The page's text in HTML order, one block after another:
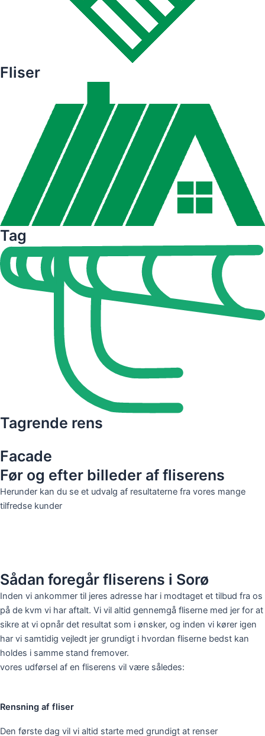
Fliser
Tag
Tagrende rens
Facade
Før og efter billeder af fliserens
Herunder kan du se et udvalg af resultaterne fra vores mange
tilfredse kunder
Sådan foregår fliserens i Sorø
Inden vi ankommer til jeres adresse har i modtaget et tilbud fra os
på de kvm vi har aftalt. Vi vil altid gennemgå fliserne med jer for at
sikre at vi opnår det resultat som i ønsker, og inden vi kører igen
har vi samtidig vejledt jer grundigt i hvordan fliserne bedst kan
holdes i samme stand fremover.
vores udførsel af en fliserens vil være således:
Rensning af fliser
Den første dag vil vi altid starte med grundigt at renser